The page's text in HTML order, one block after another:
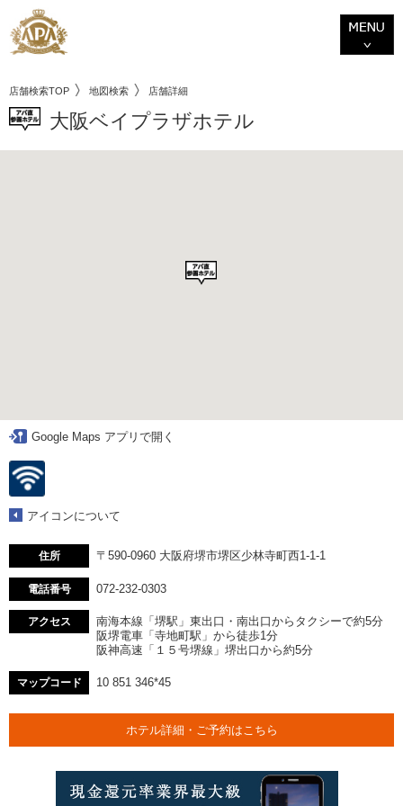
店舗検索TOP 地図検索 店舗詳細
大阪ベイプラザホテル
Google Maps アプリで開く
アイコンについて
住所 〒590-0960 大阪府堺市堺区少林寺町西1-1-1
電話番号 072-232-0303
アクセス
南海本線「堺駅」東出口・南出口からタクシーで約5分
阪堺電車「寺地町駅」から徒歩1分
阪神高速「１５号堺線」堺出口から約5分
マップコード 10 851 346*45
ホテル詳細・ご予約はこちら